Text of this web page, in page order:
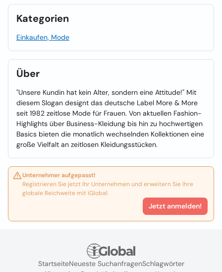
Kategorien
Einkaufen, Mode
Über
"Unsere Kundin hat kein Alter, sondern eine Attitude!" Mit
diesem Slogan designt das deutsche Label More & More
seit 1982 zeitlose Mode für Frauen. Von aktuellen Fashion-
Highlights über Business-Kleidung bis hin zu hochwertigen
Basics bieten die monatlich wechselnden Kollektionen eine
große Vielfalt an zeitlosen Kleidungsstücken.
Unternehmer aufgepasst!
Registrieren Sie jetzt Ihr Unternehmen und erweitern Sie Ihre
globale Reichweite mit iGlobal.
Jetzt anmelden!
StartseiteNeueste SuchanfragenSchlagwörter